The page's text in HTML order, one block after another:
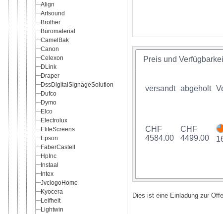
Align
Artsound
Brother
Büromaterial
CamelBak
Canon
Celexon
DLink
Draper
DssDigitalSignageSolution
Dufco
Dymo
Elco
Electrolux
EliteScreens
Epson
FaberCastell
HpInc
Instaal
Intex
JvclogoHome
Kyocera
Leifheit
Lightwin
Preis und
versandt abgeholt
CHF
4584.00
CHF
4499.00
Dies ist eine Einladung zur